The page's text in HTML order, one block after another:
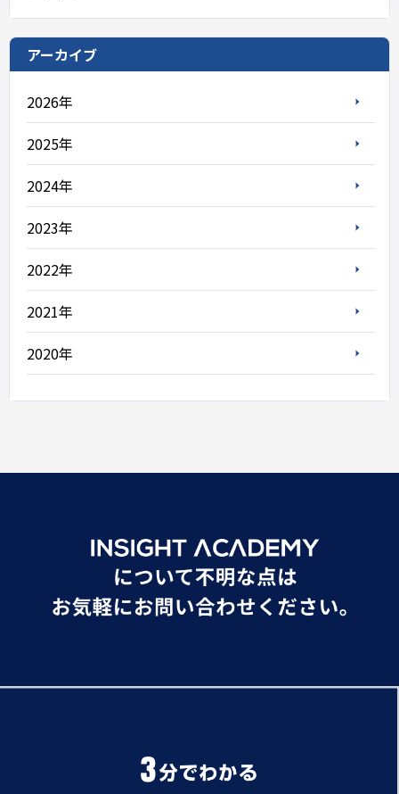
アーカイブ
2026年
2025年
2024年
2023年
2022年
2021年
2020年